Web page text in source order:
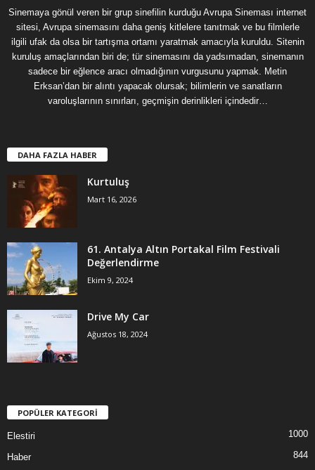
Sinemaya gönül veren bir grup sinefilin kurduğu Avrupa Sineması internet
sitesi, Avrupa sinemasını daha geniş kitlelere tanıtmak ve bu filmlerle
ilgili ufak da olsa bir tartışma ortamı yaratmak amacıyla kuruldu. Sitenin
kuruluş amaçlarından biri de; tür sinemasını da yadsımadan, sinemanın
sadece bir eğlence aracı olmadığının vurgusunu yapmak. Metin
Erksan’dan bir alıntı yapacak olursak; bilimlerin ve sanatların
varoluşlarının sınırları, geçmişin derinlikleri içindedir…
DAHA FAZLA HABER
Kurtuluş
Mart 16, 2026
61. Antalya Altın Portakal Film Festivali
Değerlendirme
Ekim 9, 2024
Drive My Car
Ağustos 18, 2024
POPÜLER KATEGORİ
Elestiri 1000
Haber 844